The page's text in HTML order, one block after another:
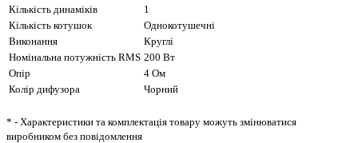
Кількість динаміків
1
Кількість котушок
Однокотушечні
Виконання
Круглі
Номінальна потужність RMS 200 Вт
Опір
4 Ом
Колір дифузора
Чорний
* - Характеристики та комплектація товару можуть змінюватися
виробником без повідомлення